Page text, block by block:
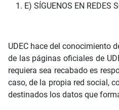
E) SÍGUENOS EN REDES
UDEC hace del conocimiento
de las páginas oficiales de
requiera sea recabado es
caso, de la propia red social,
destinados los datos que